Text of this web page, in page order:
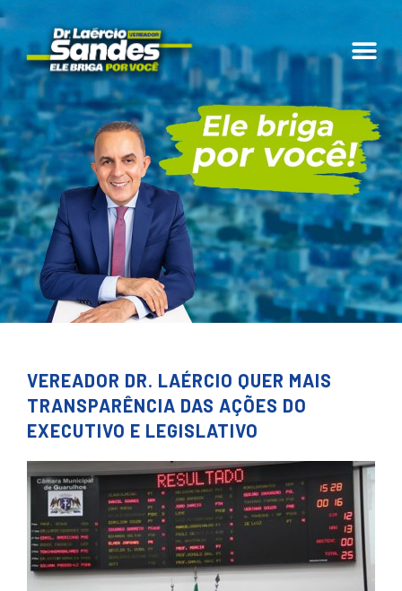
VEREADOR DR. LAÉRCIO QUER MAIS
TRANSPARÊNCIA DAS AÇÕES DO
EXECUTIVO E LEGISLATIVO